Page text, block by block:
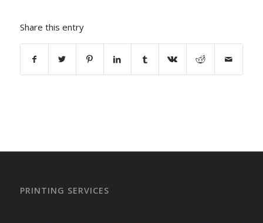
Share this entry
PRINTING SERVICES